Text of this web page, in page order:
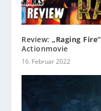
Review:„Raging Fire“
Actionmovie
16. Februar 2022